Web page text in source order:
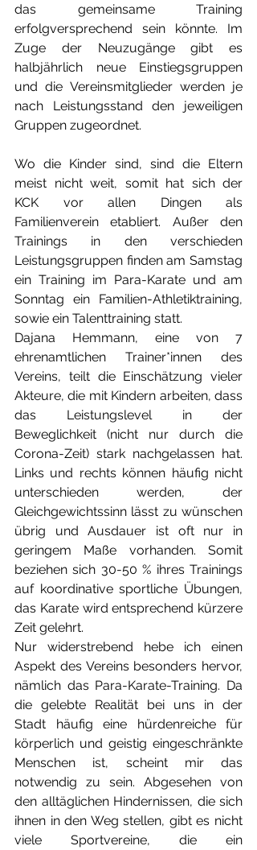
das gemeinsame Training
erfolgversprechend sein könnte. Im
Zuge der Neuzugänge gibt es
halbjährlich neue Einstiegsgruppen
und die Vereinsmitglieder werden je
nach Leistungsstand den jeweiligen
Gruppen zugeordnet.
Wo die Kinder sind, sind die Eltern
meist nicht weit, somit hat sich der
KCK vor allen Dingen als
Familienverein etabliert. Außer den
Trainings in den verschieden
Leistungsgruppen finden am Samstag
ein Training im Para-Karate und am
Sonntag ein Familien-Athletiktraining,
sowie ein Talenttraining statt.
Dajana Hemmann, eine von 7
ehrenamtlichen Trainer*innen des
Vereins, teilt die Einschätzung vieler
Akteure, die mit Kindern arbeiten, dass
das Leistungslevel in der
Beweglichkeit (nicht nur durch die
Corona-Zeit) stark nachgelassen hat.
Links und rechts können häufig nicht
unterschieden werden, der
Gleichgewichtssinn lässt zu wünschen
übrig und Ausdauer ist oft nur in
geringem Maße vorhanden. Somit
beziehen sich 30-50 % ihres Trainings
auf koordinative sportliche Übungen,
das Karate wird entsprechend kürzere
Zeit gelehrt.
Nur widerstrebend hebe ich einen
Aspekt des Vereins besonders hervor,
nämlich das Para-Karate-Training. Da
die gelebte Realität bei uns in der
Stadt häufig eine hürdenreiche für
körperlich und geistig eingeschränkte
Menschen ist, scheint mir das
notwendig zu sein. Abgesehen von
den alltäglichen Hindernissen, die sich
ihnen in den Weg stellen, gibt es nicht
viele Sportvereine, die ein